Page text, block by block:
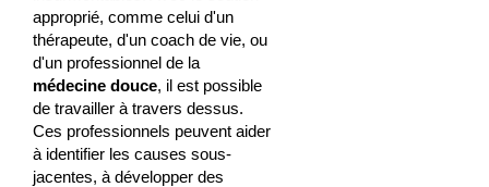
approprié, comme celui d'un
thérapeute, d'un coach de vie, ou
d'un professionnel de la
médecine douce, il est possible
de travailler à travers dessus.
Ces professionnels peuvent aider
à identifier les causes sous-
jacentes, à développer des